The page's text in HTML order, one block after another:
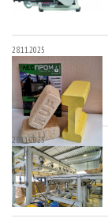
28.11.2025
28.11.2025